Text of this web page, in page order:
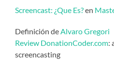
Screencast: ¿Que Es?en
Definición de Alvaro Gregori
Review DonationCoder.com:
screencasting